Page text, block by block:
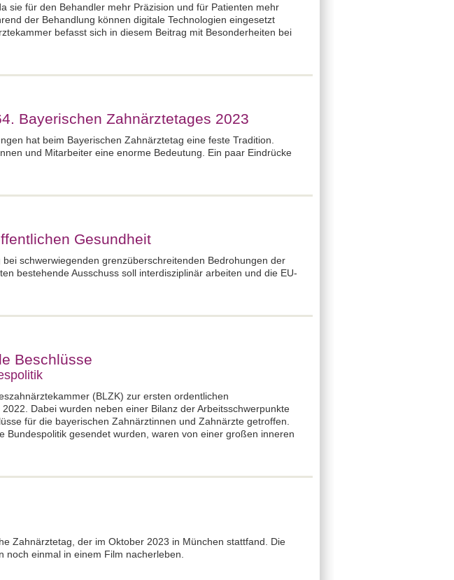
sie für den Behandler mehr Präzision und für Patienten mehr
der Behandlung können digitale Technologien eingesetzt
befasst sich in diesem Beitrag mit Besonderheiten bei
Bayerischen Zahnärztetages 2023
hat beim Bayerischen Zahnärztetag eine feste Tradition.
und Mitarbeiter eine enorme Bedeutung. Ein paar Eindrücke
Gesundheit
schwerwiegenden grenzüberschreitenden Bedrohungen der
bestehende Ausschuss soll interdisziplinär arbeiten und die EU-
Beschlüsse
(BLZK) zur ersten ordentlichen
Dabei wurden neben einer Bilanz der Arbeitsschwerpunkte
für die bayerischen Zahnärztinnen und Zahnärzte getroffen.
gesendet wurden, waren von einer großen inneren
Zahnärztetag, der im Oktober 2023 in München stattfand. Die
einmal in einem Film nacherleben.